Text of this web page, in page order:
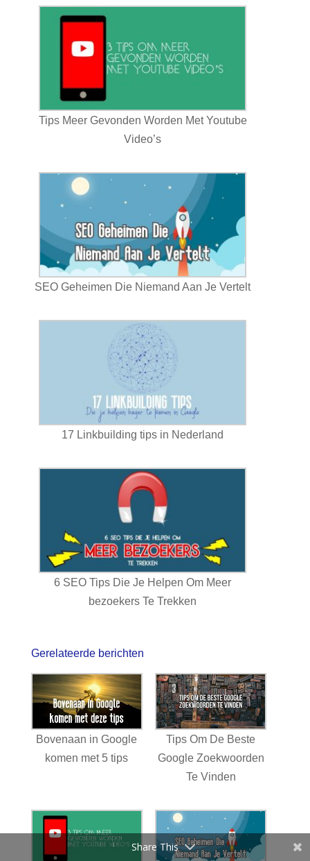
Tips Meer Gevonden Worden Met Youtube
Video’s
SEO Geheimen Die Niemand Aan Je Vertelt
17 Linkbuilding tips in Nederland
6 SEO Tips Die Je Helpen Om Meer
bezoekers Te Trekken
Gerelateerde berichten
Bovenaan in Google
komen met 5 tips
Tips Om De Beste
Google Zoekwoorden
Te Vinden
Share This